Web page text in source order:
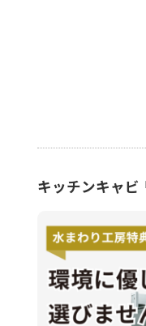
キッチンキャビ